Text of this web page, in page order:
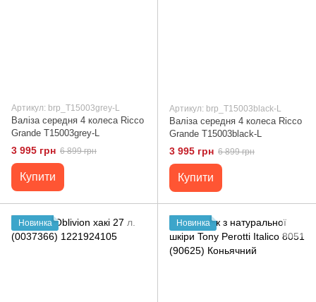
Артикул: brp_T15003grey-L
Валіза середня 4 колеса Ricco
Grande T15003grey-L
3 995 грн 6 899 грн
Купити
Артикул: brp_T15003black-L
Валіза середня 4 колеса Ricco
Grande T15003black-L
3 995 грн 6 899 грн
Купити
Новинка Новинка